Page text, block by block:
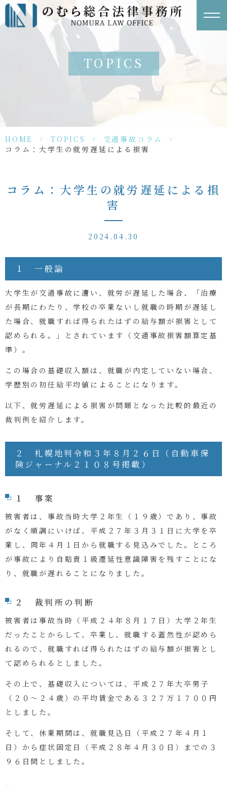
TOPICS
HOME > TOPICS > 交通事故コラム
>
コラム：大学生の就労遅延による損害
コラム：大学生の就労遅延による損
害
2024.04.30
１ 一般論
大学生が交通事故に遭い、就労が遅延した場合、「治療
が長期にわたり、学校の卒業ないし就職の時期が遅延し
た場合、就職すれば得られたはずの給与額が損害として
認められる。」とされています（交通事故損害額算定基
準 ）。
この場合の基礎収入額は、就職が内定していない場合、
学歴別の初任給平均値によることになります。
以下、就労遅延による損害が問題となった比較的最近の
裁判例を紹介します。
２ 札幌地判令和３年８月２６日（自動車保
険ジャーナル２１０８号掲載）
１ 事案
被害者は、事故当時大学２年生（１９歳）であり、事故
がなく順調にいけば、平成２７年３月３１日に大学を卒
業し、同年４月１日から就職する見込みでした。ところ
が事故により自賠責１級遷延性意識障害を残すことにな
り、就職が遅れることになりました。
２ 裁判所の判断
被害者は事故当時（ 平成２４年８月１７日 ）大学２年生
だったことからして、卒業し、就職する蓋然性が認めら
れるので、就職すれば得られたはずの給与額が損害とし
て認められるとしました。
その上で、基礎収入については、平成２７年大卒男子
（２０～２４歳）の平均賃金である３２７万１７００円
としました。
そして、休業期間は、就職見込日（平成２７年４月１
日）から症状固定日（平成２８年４月３０日）までの３
９６日間としました。